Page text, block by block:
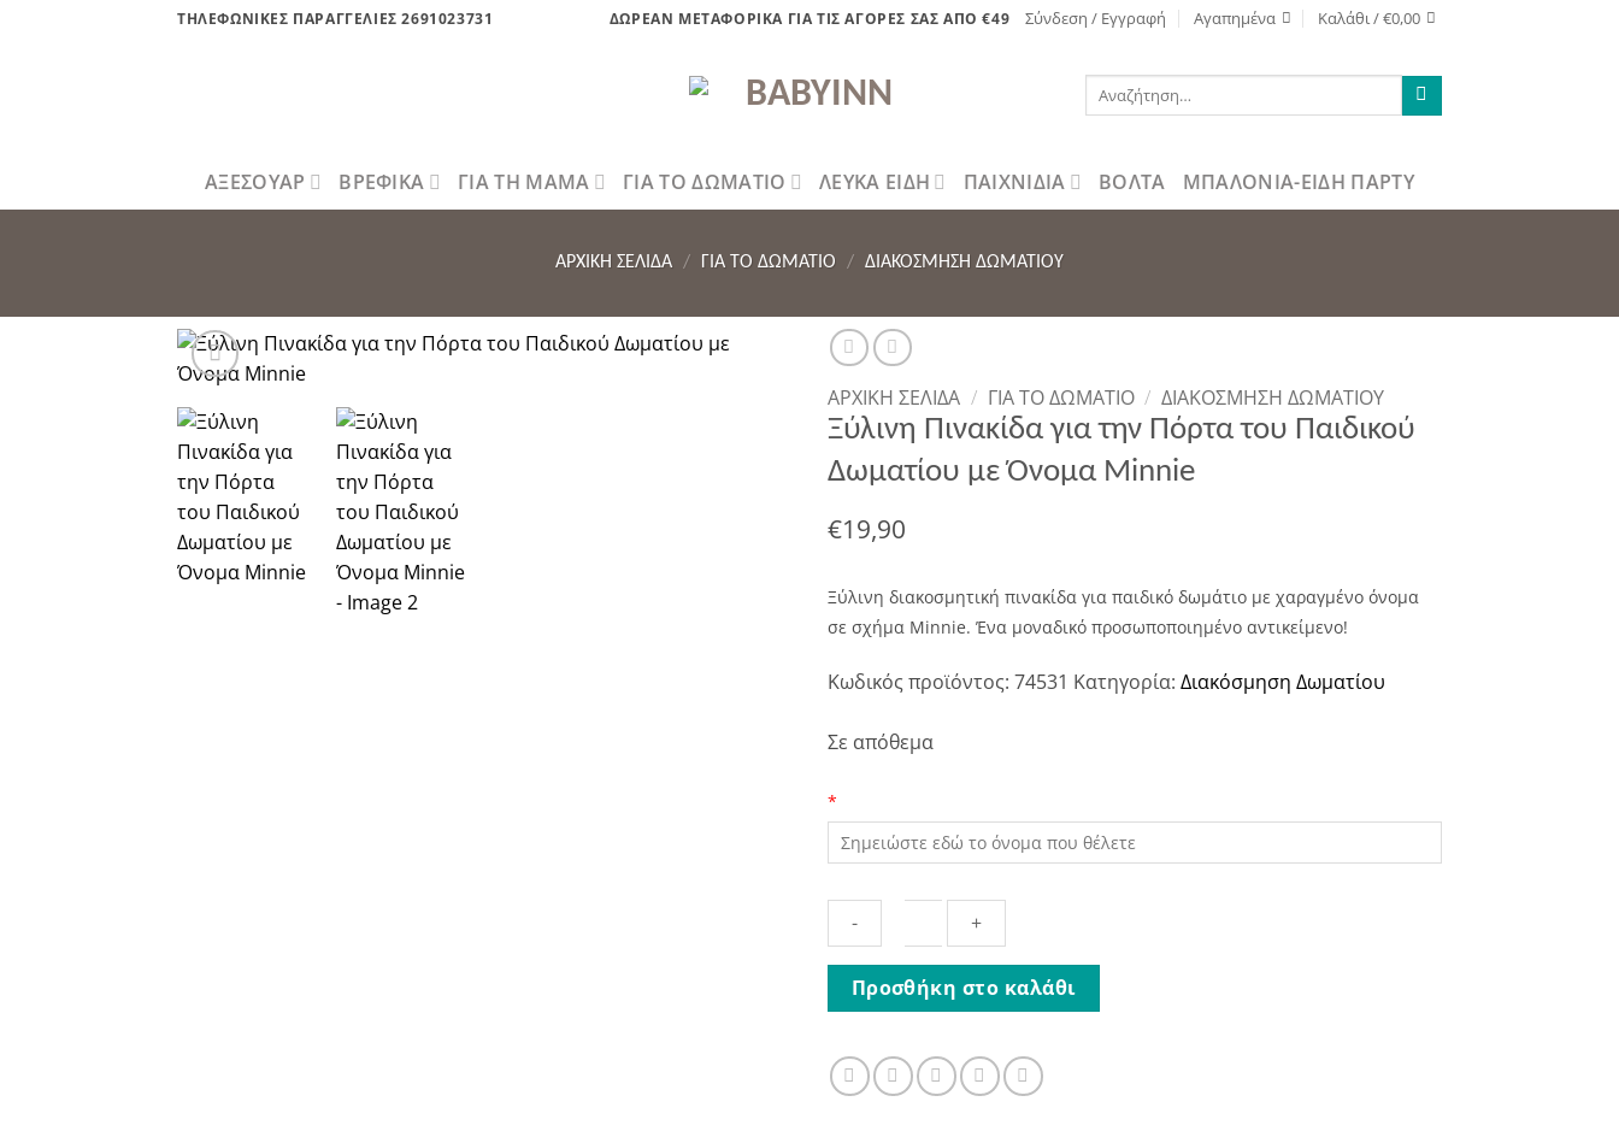
ΤΗΛΕΦΩΝΙΚΕΣ ΠΑΡΑΓΓΕΛΙΕΣ 2691023731 ΔΩΡΕΑΝ ΜΕΤΑΦΟΡΙΚΑ ΓΙΑ ΤΙΣ ΑΓΟΡΕΣ ΣΑΣ ΑΠΟ €49 Σύνδεση / Εγγραφή Αγαπημένα Καλάθι /€0,00
Αναζήτηση
ΑΞΕΣΟΥΑΡ ΒΡΕΦΙΚΑ ΓΙΑ ΤΗ ΜΑΜΑ ΓΙΑ ΤΟ ΔΩΜΑΤΙΟ ΛΕΥΚΑ ΕΙΔΗ ΠΑΙΧΝΙΔΙΑ ΒΌΛΤΑ ΜΠΑΛΟΝΙΑ-ΕΙΔΗ ΠΑΡΤΥ
ΑΡΧΙΚΉ ΣΕΛΊΔΑ / ΓΙΑ ΤΟ ΔΩΜΑΤΙΟ / ΔΙΑΚΌΣΜΗΣΗ ΔΩΜΑΤΊΟΥ
ΑΡΧΙΚΉ ΣΕΛΊΔΑ / ΓΙΑ ΤΟ ΔΩΜΑΤΙΟ / ΔΙΑΚΌΣΜΗΣΗ ΔΩΜΑΤΊΟΥ
Ξύλινη Πινακίδα για την Πόρτα του Παιδικού
Δωματίου με Όνομα Minnie
€19,90
Ξύλινη διακοσμητική πινακίδα για παιδικό δωμάτιο με χαραγμένο όνομα
σε σχήμα Minnie. Ένα μοναδικό προσωποποιημένο αντικείμενο!
Κωδικός προϊόντος: 74531 Κατηγορία: Διακόσμηση Δωματίου
Σε απόθεμα
*
Ξύλινη
Πινακίδα
την
Πόρτα
Προσθήκη στο καλάθι